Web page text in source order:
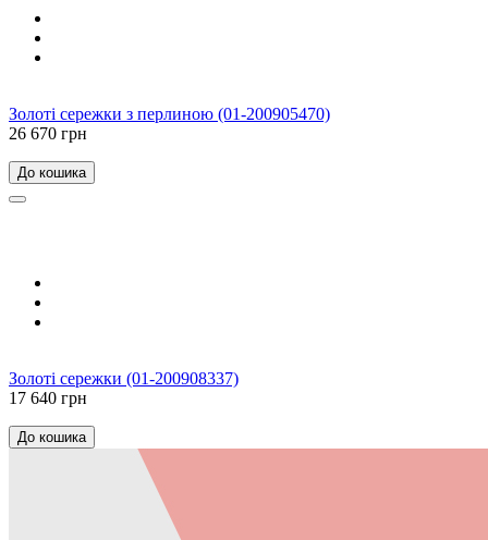
Золоті сережки з перлиною (01-200905470)
26 670 грн
До кошика
Золоті сережки (01-200908337)
17 640 грн
До кошика